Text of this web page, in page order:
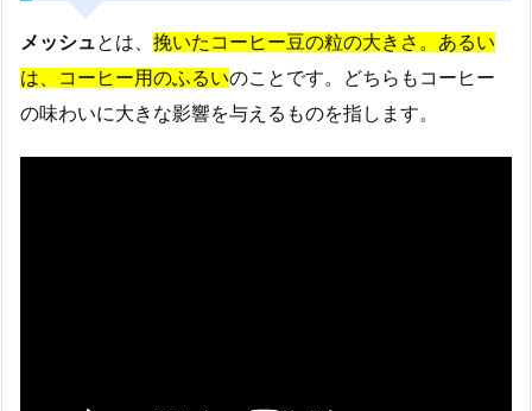
メッシュとは、 挽いたコーヒー豆の粒の大きさ。あるい
は、コーヒー用のふるいのことです。どちらもコーヒー
の味わいに大きな影響を与えるものを指します。